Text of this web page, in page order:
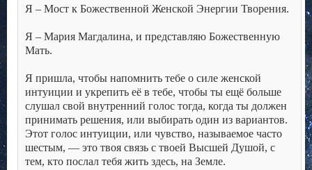
Я – Мост к Божественной Женской Энергии Творения.
Я – Мария Магдалина, и представляю Божественную
Мать.
Я пришла, чтобы напомнить тебе о силе женской
интуиции и укрепить её в тебе, чтобы ты ещё больше
слушал свой внутренний голос тогда, когда ты должен
принимать решения, или выбирать один из вариантов.
Этот голос интуиции, или чувство, называемое часто
шестым, — это твоя связь с твоей Высшей Душой, с
тем, кто послал тебя жить здесь, на Земле.